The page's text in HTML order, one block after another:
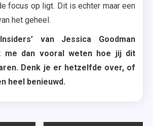
focus op ligt. Dit is echter maar een
het geheel.
van Jessica Goodman
me dan vooral weten hoe jij dit
Denk je er hetzelfde over, of
heel benieuwd.